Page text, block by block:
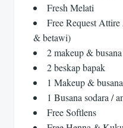
Fresh Melati
Free Request
& betawi)
2 makeup &
2 beskap bapak
1 Makeup &
1 Busana sodara /
Free Softlens